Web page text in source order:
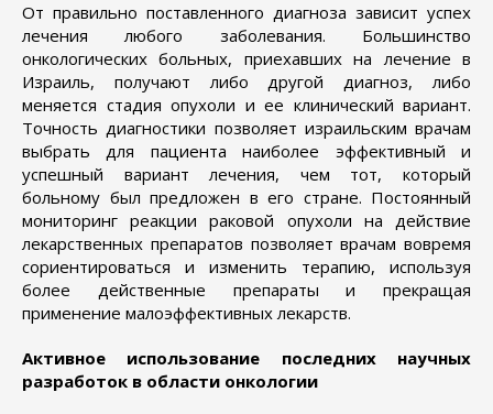
От правильно поставленного диагноза зависит успех
лечения любого заболевания. Большинство
онкологических больных, приехавших на лечение в
Израиль, получают либо другой диагноз, либо
меняется стадия опухоли и ее клинический вариант.
Точность диагностики позволяет израильским врачам
выбрать для пациента наиболее эффективный и
успешный вариант лечения, чем тот, который
больному был предложен в его стране. Постоянный
мониторинг реакции раковой опухоли на действие
лекарственных препаратов позволяет врачам вовремя
сориентироваться и изменить терапию, используя
более действенные препараты и прекращая
применение малоэффективных лекарств.
Активное использование последних научных
разработок в области онкологии